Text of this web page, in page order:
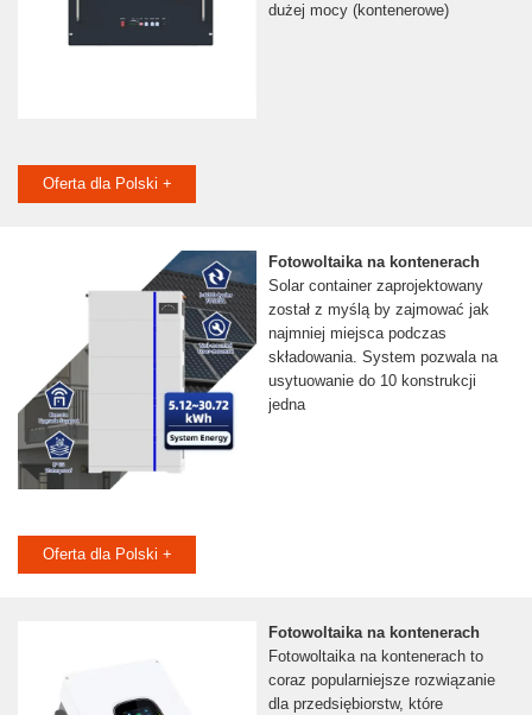
dużej mocy (kontenerowe)
Oferta dla Polski +
Fotowoltaika na kontenerach
Solar container zaprojektowany
został z myślą by zajmować jak
najmniej miejsca podczas
składowania. System pozwala na
usytuowanie do 10 konstrukcji
jedna
Oferta dla Polski +
Fotowoltaika na kontenerach
Fotowoltaika na kontenerach to
coraz popularniejsze rozwiązanie
dla przedsiębiorstw, które